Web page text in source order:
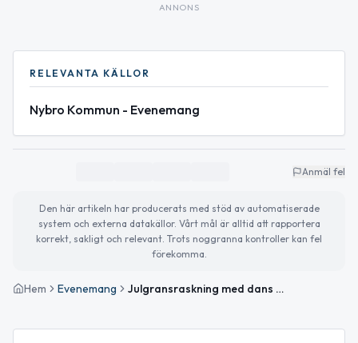
ANNONS
RELEVANTA KÄLLOR
Nybro Kommun - Evenemang
Anmäl fel
Den här artikeln har producerats med stöd av automatiserade
system och externa datakällor. Vårt mål är alltid att rapportera
korrekt, sakligt och relevant. Trots noggranna kontroller kan fel
förekomma.
Hem Evenemang Julgransraskning med dans och jultomte i Örsjö